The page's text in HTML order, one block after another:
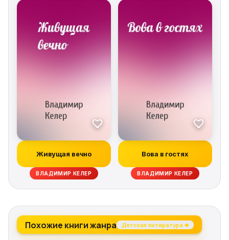
Живущая вечно
ВЛАДИМИР КЕЛЕР
Вова в гостях
ВЛАДИМИР КЕЛЕР
Похожие книги жанра Детская литература →